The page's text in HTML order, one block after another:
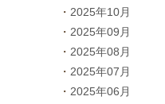
2025年10月
2025年09月
2025年08月
2025年07月
2025年06月